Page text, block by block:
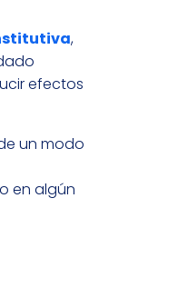
,
efectos
un modo
en algún